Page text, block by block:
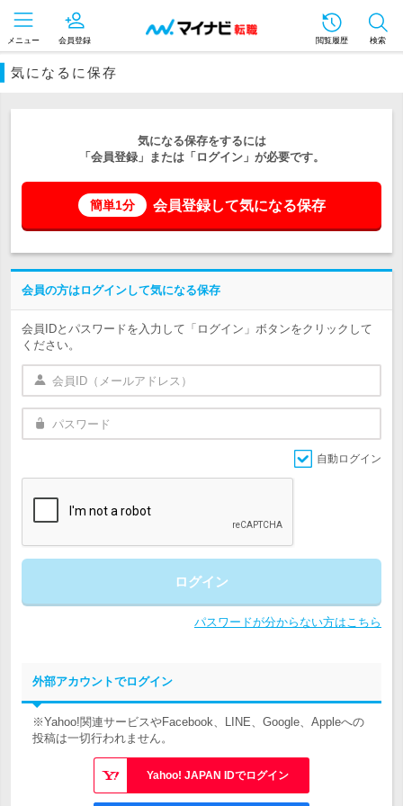
メニュー 会員登録 閲覧履歴 検索
気になるに保存
気になる保存をするには
「会員登録」または「ログイン」が必要です。
簡単1分 会員登録して気になる保存
会員の方はログインして気になる保存
会員IDとパスワードを入力して「ログイン」ボタンをクリックして
ください。
自動ログイン
ログイン
パスワードが分からない方はこちら
外部アカウントでログイン
※Yahoo!関連サービスやFacebook、LINE、Google、Appleへの
投稿は一切行われません。
Yahoo! JAPAN IDでログイン